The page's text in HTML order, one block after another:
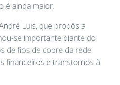
é ainda maior.
Luis, que propôs a
se importante diante do
de fios de cobre da rede
financeiros e transtornos à